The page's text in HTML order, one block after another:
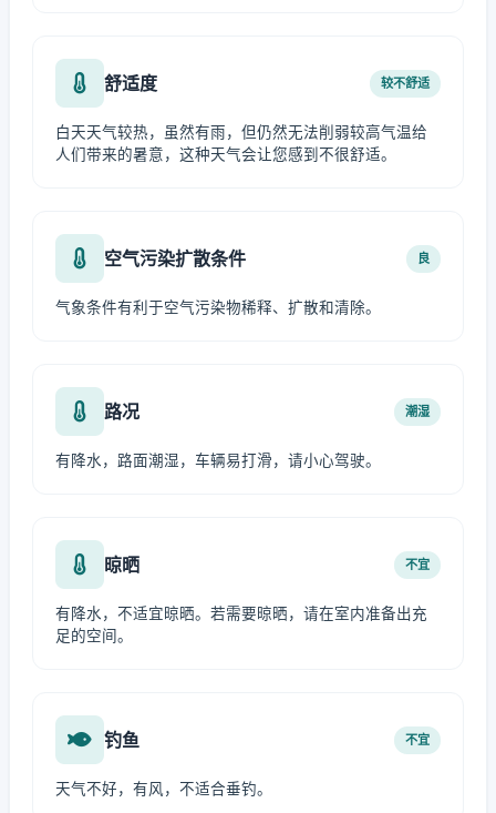
舒适度 较不舒适
白天天气较热，虽然有雨，但仍然无法削弱较高气温给
人们带来的暑意，这种天气会让您感到不很舒适。
空气污染扩散条件 良
气象条件有利于空气污染物稀释、扩散和清除。
路况 潮湿
有降水，路面潮湿，车辆易打滑，请小心驾驶。
晾晒 不宜
有降水，不适宜晾晒。若需要晾晒，请在室内准备出充
足的空间。
钓鱼 不宜
天气不好，有风，不适合垂钓。